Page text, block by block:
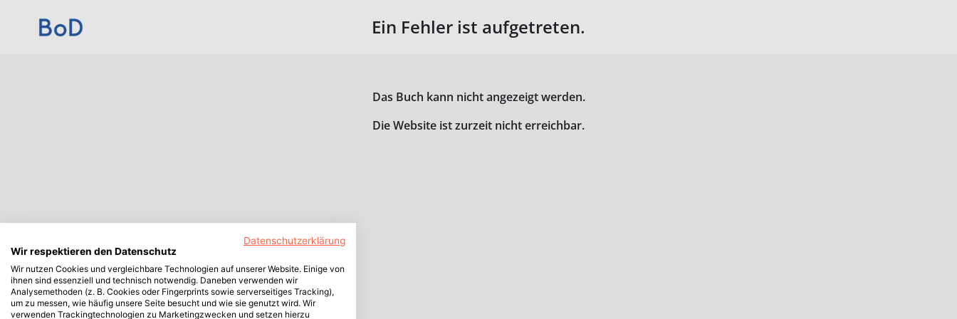
Ein Fehler ist aufgetreten.
Das Buch kann nicht angezeigt werden.
Die Website ist zurzeit nicht erreichbar.
Datenschutzerklärung
Wir respektieren den Datenschutz
Wir nutzen Cookies und vergleichbare Technologien auf unserer Website. Einige von
ihnen sind essenziell und technisch notwendig. Daneben verwenden wir
Analysemethoden (z. B. Cookies oder Fingerprints sowie serverseitiges Tracking),
um zu messen, wie häufig unsere Seite besucht und wie sie genutzt wird. Wir
verwenden Trackingtechnologien zu Marketingzwecken und setzen hierzu